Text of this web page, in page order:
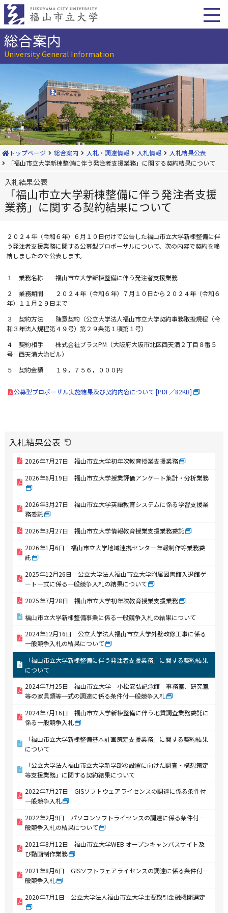
本
へ
動総合案内
University General Information
トップページ 総合案内 入札・調達情報 入札情報
入札結果公表
「福山市立大学新棟整備に伴う発注者支援業務」に関する契約結果について
入札結果公表
「福山市立大学新棟整備に伴う発注者支援
業務」に関する契約結果について
２０２４年（令和６年）６月１０日付けで公告した福山市立大学新棟整備に伴
う発注者支援業務に関する公募型プロポーザルについて、次の内容で契約を締
結しましたので公表します。
１ 業務名称 福山市立大学新棟整備に伴う発注者支援業務
２ 業務期間 ２０２４年（令和６年）７月１０日から２０２４年（令和６
年）１１月２９日まで
３ 契約方法 随意契約（公立大学法人福山市立大学契約事務取扱規程（令
和３年法人規程第４９号）第２９条第１項第１号）
４ 契約相手 株式会社プラスPM（大阪府大阪市北区西天満２丁目８番５
号 西天満大治ビル）
５ 契約金額 １９，７５６，０００円
公募型プロポーザル実施結果及び契約内容について [PDF／82KB]
入札結果公表
2026年7月27日 福山市立大学初年次教育授業支援業務
2026年6月19日 福山市立大学授業評価アンケート集計・分析業務
2026年3月27日 福山市立大学英語教育システムに係る学習支援業
務委託
2026年3月27日 福山市立大学情報教育授業支援業務委託
2026年1月6日 福山市立大学地域連携センター年報制作等業務委
託
2025年12月26日 公立大学法人福山市立大学附属図書館入退館ゲ
ート一式に係る一般競争入札の結果について
2025年7月28日 福山市立大学初年次教育授業支援業務
福山市立大学新棟整備事業に係る一般競争入札の結果について
2024年12月16日 公立大学法人福山市立大学外壁改修工事に係る
一般競争入札の結果について
「福山市立大学新棟整備に伴う発注者支援業務」に関する契約結果
について
2024年7月25日 福山市立大学 小松安弘記念館 事務室、研究室
等の家具類等一式の調達に係る条件付一般競争入札
2024年7月16日 福山市立大学新棟整備に伴う地質調査業務委託に
係る一般競争入札
「福山市立大学新棟整備基本計画策定支援業務」に関する契約結果
について
「公立大学法人福山市立大学新学部の設置に向けた調査・構想策定
等支援業務」に関する契約結果について
2022年7月27日 GISソフトウェアライセンスの調達に係る条件付
一般競争入札
2022年2月9日 パソコンソフトライセンスの調達に係る条件付一
般競争入札の結果について
2021年8月12日 福山市立大学WEB オープンキャンパスサイト及
び動画制作業務
2021年8月6日 GISソフトウェアライセンスの調達に係る条件付一
般競争入札
2020年7月1日 公立大学法人福山市立大学主要取引金融機関選定